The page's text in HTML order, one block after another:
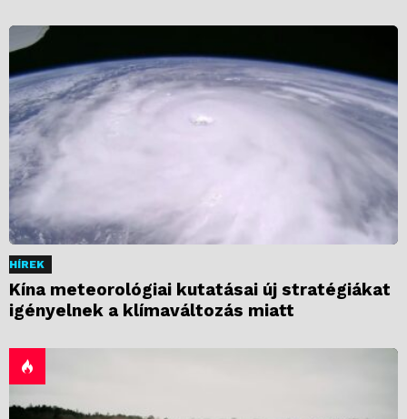
HÍREK
Kína meteorológiai kutatásai új stratégiákat
igényelnek a klímaváltozás miatt